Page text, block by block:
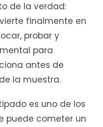
de la verdad:
finalmente en
probar y
para
antes de
la muestra.
es uno de los
puede cometer un